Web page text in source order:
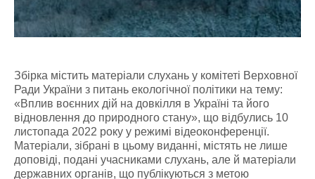
Збірка містить матеріали слухань у комітеті Верховної
Ради України з питань екологічної політики на тему:
«Вплив воєнних дій на довкілля в Україні та його
відновлення до природного стану», що відбулись 10
листопада 2022 року у режимі відеоконференції.
Матеріали, зібрані в цьому виданні, містять не лише
доповіді, подані учасниками слухань, але й матеріали
державних органів, що публікуються з метою